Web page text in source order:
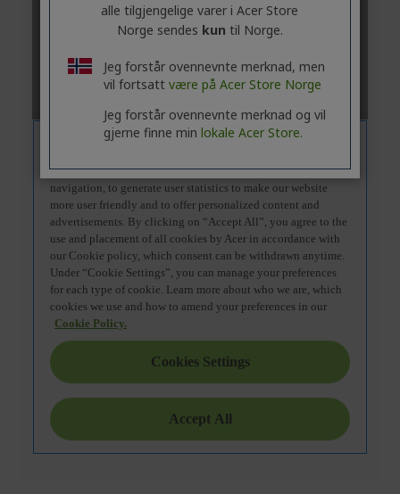
alle tilgjengelige varer i Acer Store
Norge sendes kun til Norge.
Jeg forstår ovennevnte merknad, men
vil fortsatt være på Acer Store Norge
Jeg forstår ovennevnte merknad og vil
gjerne finne min lokale Acer Store.